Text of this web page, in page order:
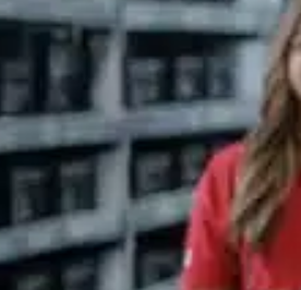
de revenu ou construire
dans l’univers de la
au sein d’une
carrière
conviviale et soudée
décalés dans des